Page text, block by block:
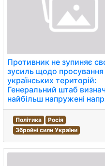
Противник не зупиняє
зусиль щодо просування
українських територій:
Генеральний штаб
найбільш напружені
Політика
Росія
Збройні сили України